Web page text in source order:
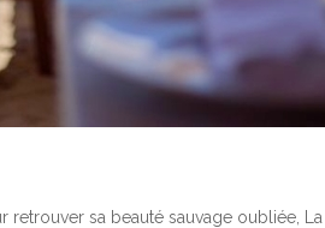
sa beauté sauvage oubliée,